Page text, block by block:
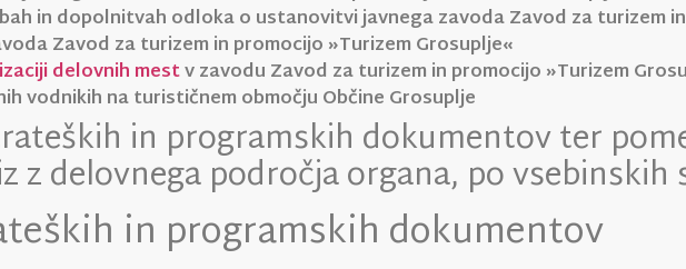
in dopolnitvah odloka o ustanovitvi javnega zavoda Zavod za turizem
Zavod za turizem in promocijo »Turizem Grosuplje«
delovnih mestv zavodu Zavod za turizem in promocijo »Turizem
vodnikih na turističnem območju Občine Grosuplje
in programskih dokumentov ter
z delovnega področja organa, po vsebinskih
in programskih dokumentov